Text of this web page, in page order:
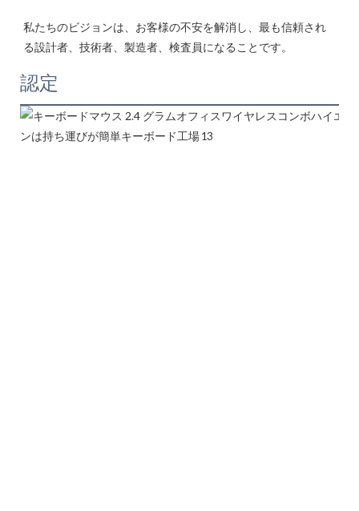
私たちのビジョンは、お客様の不安を解消し、最も信頼され
認定